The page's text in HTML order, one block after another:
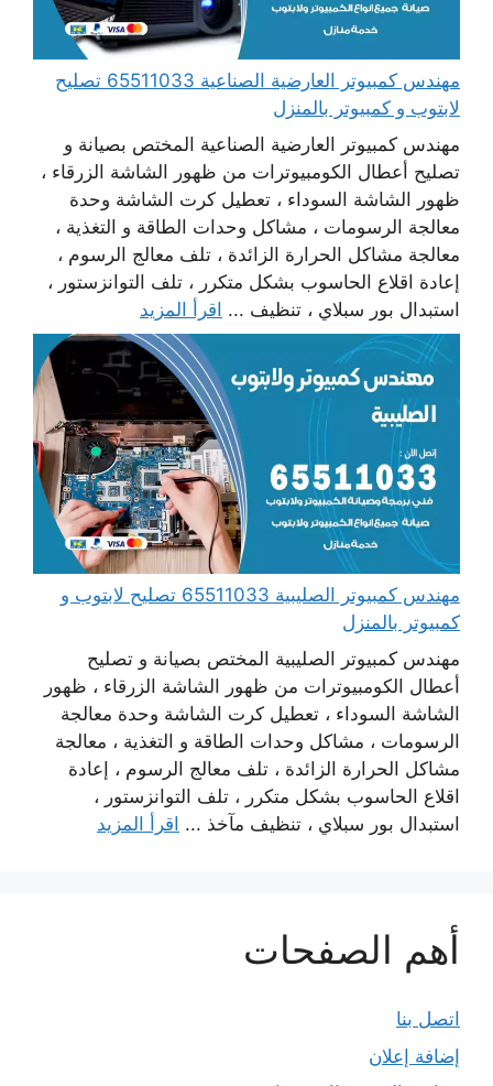
مهندس كمبيوتر العارضية الصناعية 65511033 تصليح
لابتوب و كمبيوتر بالمنزل
مهندس كمبيوتر العارضية الصناعية المختص بصيانة و
تصليح أعطال الكومبيوترات من ظهور الشاشة الزرقاء ،
ظهور الشاشة السوداء ، تعطيل كرت الشاشة وحدة
معالجة الرسومات ، مشاكل وحدات الطاقة و التغذية ،
معالجة مشاكل الحرارة الزائدة ، تلف معالج الرسوم ،
إعادة اقلاع الحاسوب بشكل متكرر ، تلف التوانزستور ،
استبدال بور سبلاي ، تنظيف ... اقرأ المزيد
مهندس كمبيوتر الصليبية 65511033 تصليح لابتوب و
كمبيوتر بالمنزل
مهندس كمبيوتر الصليبية المختص بصيانة و تصليح
أعطال الكومبيوترات من ظهور الشاشة الزرقاء ، ظهور
الشاشة السوداء ، تعطيل كرت الشاشة وحدة معالجة
الرسومات ، مشاكل وحدات الطاقة و التغذية ، معالجة
مشاكل الحرارة الزائدة ، تلف معالج الرسوم ، إعادة
اقلاع الحاسوب بشكل متكرر ، تلف التوانزستور ،
استبدال بور سبلاي ، تنظيف مآخذ ... اقرأ المزيد
أهم الصفحات
اتصل بنا
إضافة إعلان